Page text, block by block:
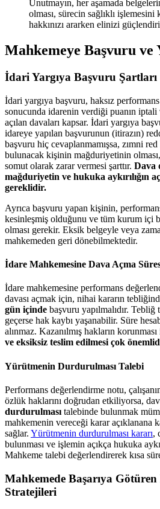
Unutmayın, her aşamada
olması, sürecin sağlıklı işlemesini
hakkınızı ararken elinizi
Mahkemeye Başvuru ve
İdari Yargıya Başvuru Şartları
İdari yargıya başvuru, haksız
sonucunda idarenin verdiği puanın iptali
açılan davaları kapsar. İdari yargıya
idareye yapılan başvurunun (itirazın)
başvuru hiç cevaplanmamışsa, zımni
bulunacak kişinin mağduriyetinin
somut olarak zarar vermesi şarttır. Dava
mağduriyetin ve hukuka aykırılığın
gereklidir.
Ayrıca başvuru yapan kişinin,
kesinleşmiş olduğunu ve tüm kurum içi
olması gerekir. Eksik belgeyle veya
mahkemeden geri dönebilmektedir.
İdare Mahkemesine Dava Açma
İdare mahkemesine performans
davası açmak için, nihai kararın
gün içinde başvuru yapılmalıdır.
geçerse hak kaybı yaşanabilir. Süre
alınmaz. Kazanılmış hakların
ve eksiksiz teslim edilmesi çok
Yürütmenin Durdurulması Talebi
Performans değerlendirme notu,
özlük haklarını doğrudan etkiliyorsa,
durdurulması talebinde bulunmak
mahkemenin vereceği karar açıklanana
sağlar. Yürütmenin durdurulması kararı,
bulunması ve işlemin açıkça hukuka
Mahkeme talebi değerlendirerek kısa
Mahkemede Başarıya
Stratejileri